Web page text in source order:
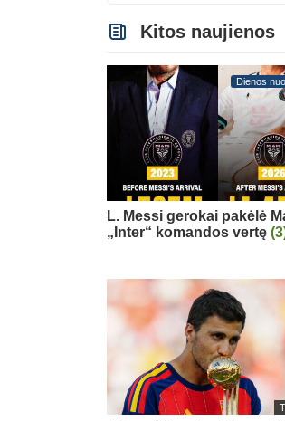
Kitos naujienos
Dienos
L. Messi gerokai pakėlė
„Inter“ komandos vertę